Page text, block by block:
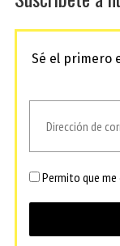
Sé el primero
Permito que